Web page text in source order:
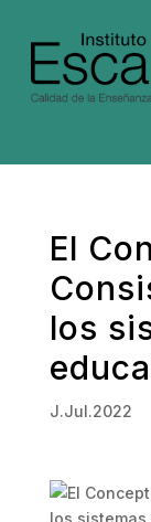
El
los
J.Jul.2022